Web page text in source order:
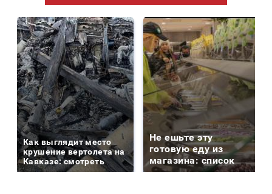
Как выглядит место
крушение вертолета на
Кавказе: смотреть
Не ешьте эту
готовую еду из
магазина: список